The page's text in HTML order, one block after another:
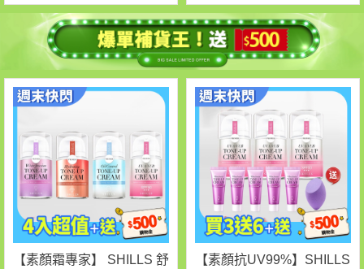
【素顏霜專家】 SHILLS 舒
【素顏抗UV99%】SHILLS